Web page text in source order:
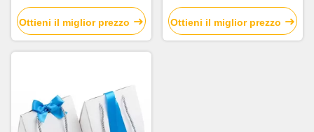
delle borse del regalo della
carta popolare per il Natale
Ottieni il miglior prezzo
misura regolare con la
maniglia piana
Ottieni il miglior prezzo